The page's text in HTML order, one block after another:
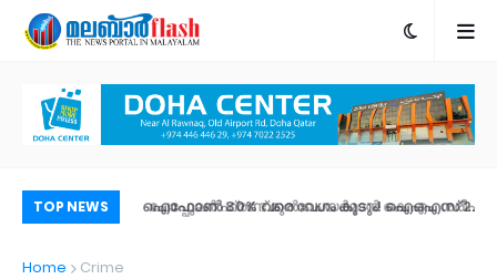
TOP NEWS
ഐഫോൺ 80% വരെ വേഗം കൂടും! ഐഒഎസ്
പോപ്പുലർ ഫ്രണ്ട്​ മുൻ ചെയർമാൻ കെ.എം. ശരീഫ്​
Home Crime